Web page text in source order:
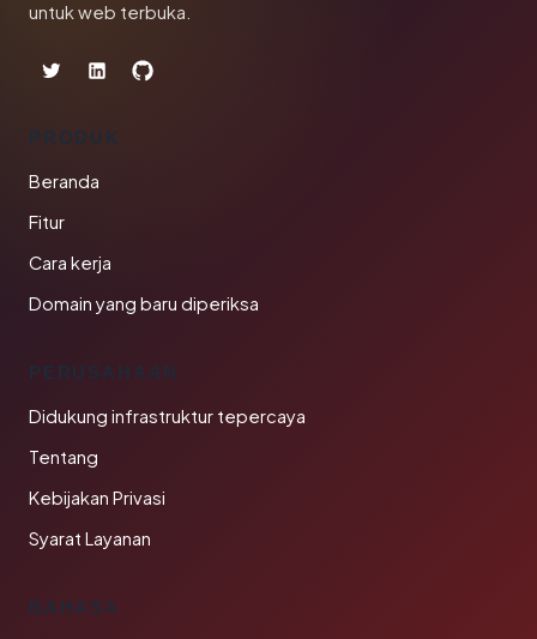
untuk web terbuka.
PRODUK
Beranda
Fitur
Cara kerja
Domain yang baru diperiksa
PERUSAHAAN
Didukung infrastruktur tepercaya
Tentang
Kebijakan Privasi
Syarat Layanan
BAHASA